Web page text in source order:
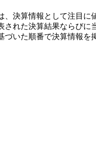
決算情報として注目
れた決算結果ならび
いた順番で決算情報